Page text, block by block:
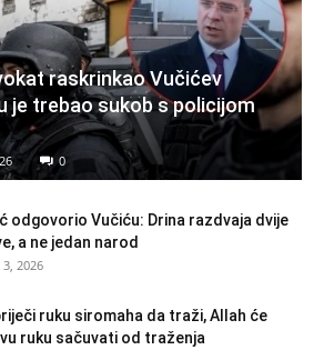
raskrinkao Vučićev
je trebao sukob s policijom
0
odgovorio Vučiću: Drina razdvaja dvije
a ne jedan narod
2026
ruku siromaha da traži, Allah će
ruku sačuvati od traženja